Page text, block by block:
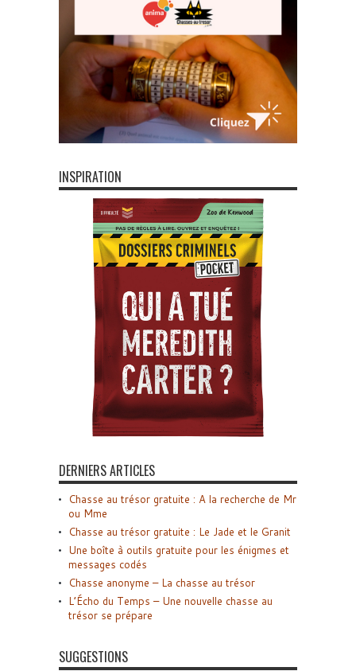
INSPIRATION
DERNIERS ARTICLES
Chasse au trésor gratuite : A la recherche de Mr
ou Mme
Chasse au trésor gratuite : Le Jade et le Granit
Une boîte à outils gratuite pour les énigmes et
messages codés
Chasse anonyme – La chasse au trésor
L’Écho du Temps – Une nouvelle chasse au
trésor se prépare
SUGGESTIONS